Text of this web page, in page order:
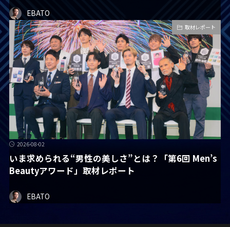
EBATO
取材レポート
2026-08-02
いま求められる“男性の美しさ”とは？「第6回 Men’s
Beautyアワード」取材レポート
EBATO